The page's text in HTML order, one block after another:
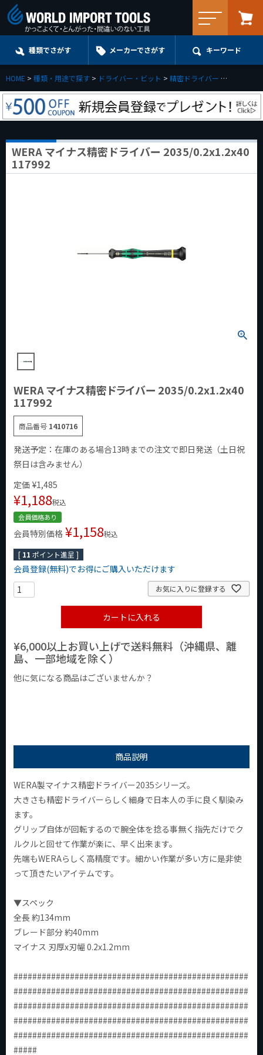
種類でさがす メーカーでさがす キーワード
HOME 種類・用途で探す ドライバー・ビット 精密ドライバー
WERA マイナス精密ドライバー 2035/0.2x1.2x40
117992
WERA マイナス精密ドライバー 2035/0.2x1.2x40
117992
商品番号 1410716
発送予定：在庫のある場合13時までの注文で即日発送（土日祝
祭日は含みません）
定価 ¥1,485
¥1,188税込
会員価格あり
会員特別価格 ¥1,158税込
[ 11 ポイント進呈 ]
会員登録(無料)でお得にご購入いただけます
お気に入りに登録する
カートに入れる
¥6,000以上お買い上げで送料無料（沖縄県、離
島、一部地域を除く）
他に気になる商品はございませんか？
商品説明
WERA製マイナス精密ドライバー2035シリーズ。
大きさも精密ドライバーらしく細身で日本人の手に良く馴染み
ます。
グリップ自体が回転するので腕全体を捻る事無く指先だけでク
ルクルと回せて作業が楽に、早く出来ます。
先端もWERAらしく高精度です。細かい作業が多い方に是非使
って頂きたいアイテムです。
▼スペック
全長 約134mm
ブレード部分 約40mm
マイナス 刃厚x刃幅 0.2x1.2mm
##################################################
##################################################
##################################################
##################################################
##################################################
#####